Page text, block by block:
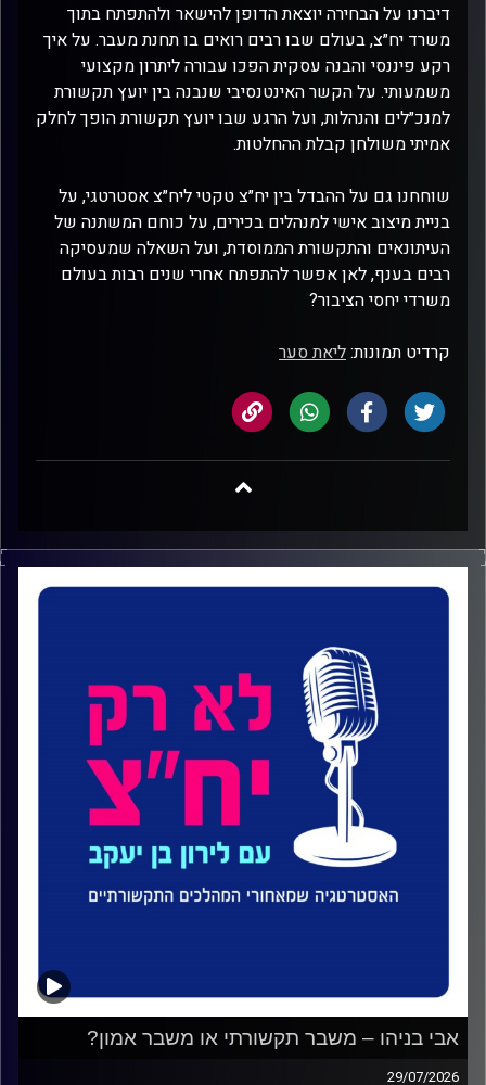
דיברנו על הבחירה יוצאת הדופן להישאר ולהתפתח בתוך
משרד יח״צ, בעולם שבו רבים רואים בו תחנת מעבר. על איך
רקע פיננסי והבנה עסקית הפכו עבורה ליתרון מקצועי
משמעותי. על הקשר האינטנסיבי שנבנה בין יועץ תקשורת
למנכ״לים והנהלות, ועל הרגע שבו יועץ תקשורת הופך לחלק
אמיתי משולחן קבלת ההחלטות.
שוחחנו גם על ההבדל בין יח״צ טקטי ליח״צ אסטרטגי, על
בניית מיצוב אישי למנהלים בכירים, על כוחם המשתנה של
העיתונאים והתקשורת הממוסדת, ועל השאלה שמעסיקה
רבים בענף, לאן אפשר להתפתח אחרי שנים רבות בעולם
משרדי יחסי הציבור?
קרדיט תמונות:ליאת סער
אבי בניהו – משבר תקשורתי או משבר אמון?
29/07/2026